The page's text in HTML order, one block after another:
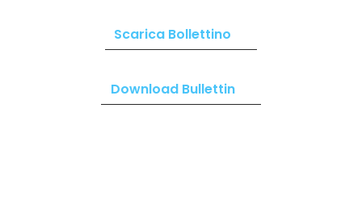
Scarica Bollettino
Download Bullettin